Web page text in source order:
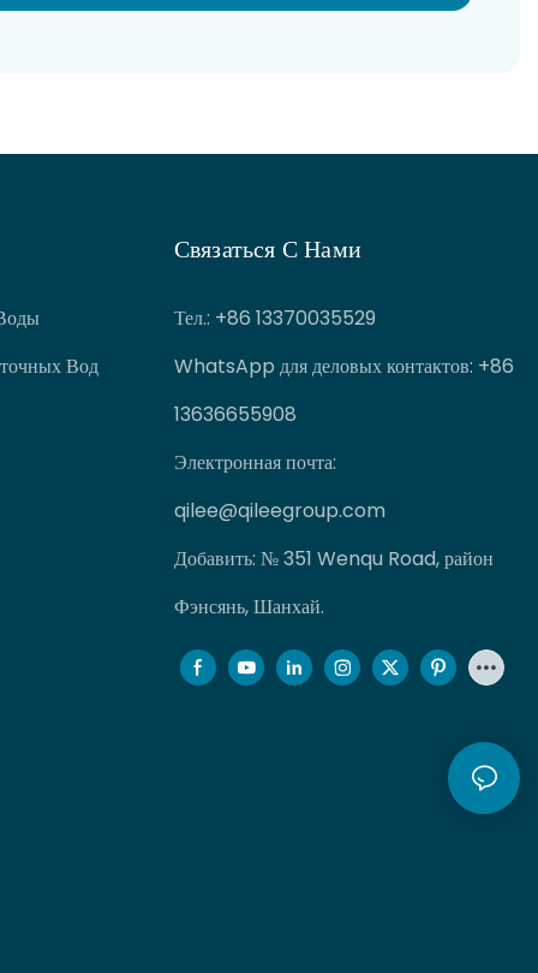
Вод
Связаться С Нами
Тел.: +86 13370035529
WhatsApp для деловых контактов: +86
13636655908
Электронная почта:
qilee@qileegroup.com
Добавить: № 351 Wenqu Road, район
Фэнсянь, Шанхай.